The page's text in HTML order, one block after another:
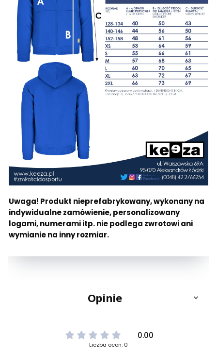
Uwaga! Produkt nieprefabrykowany, wykonany na
indywidualne zamówienie, personalizowany
logami, numerami itp. nie podlega zwrotowi ani
wymianie na inny rozmiar.
Opinie
0.00
Liczba ocen: 0